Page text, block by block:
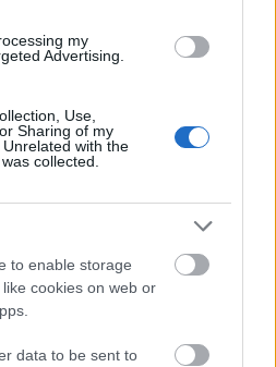
my
Advertising.
Use,
Sharing of my
with the
collected.
to enable storage
cookies on web or
data to be sent to
lassan omladozni a
bocsánatkérés nélkül
stigma, a szégyenérzetet
a mai napig erősen
diskurzust. Halina
az a célja, hogy egy
tabukra: a női szexuális
eddig kizárólag a
ábrázolt szegmensét